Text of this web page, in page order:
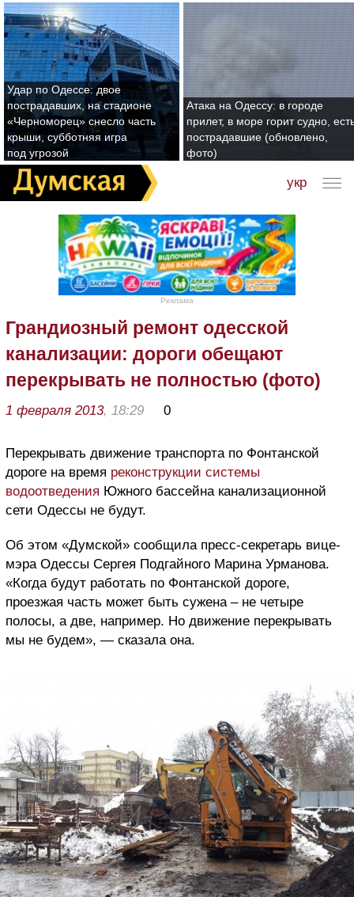
Удар по Одессе: двое
пострадавших, на стадионе
«Черноморец» снесло часть
крыши, субботняя игра
под угрозой
Атака на Одессу: в городе
прилет, в море горит судно,
пострадавшие (обновлено,
фото)
укр
Реклама
Грандиозный ремонт одесской
канализации: дороги обещают
перекрывать не полностью (фото)
1 февраля 2013, 18:29 0
Перекрывать движение транспорта по Фонтанской
дороге на время реконструкции системы
водоотведения Южного бассейна канализационной
сети Одессы не будут.
Об этом «Думской» сообщила пресс-секретарь вице-
мэра Одессы Сергея Подгайного Марина Урманова.
«Когда будут работать по Фонтанской дороге,
проезжая часть может быть сужена – не четыре
полосы, а две, например. Но движение перекрывать
мы не будем», — сказала она.